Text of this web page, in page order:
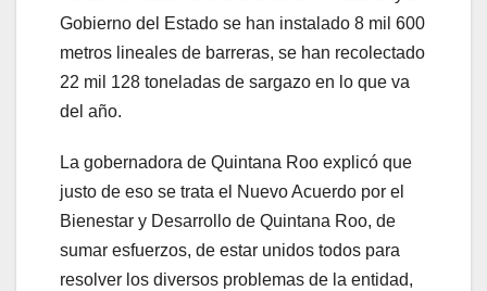
Gobierno del Estado se han instalado 8 mil 600
metros lineales de barreras, se han recolectado
22 mil 128 toneladas de sargazo en lo que va
del año.
La gobernadora de Quintana Roo explicó que
justo de eso se trata el Nuevo Acuerdo por el
Bienestar y Desarrollo de Quintana Roo, de
sumar esfuerzos, de estar unidos todos para
resolver los diversos problemas de la entidad,